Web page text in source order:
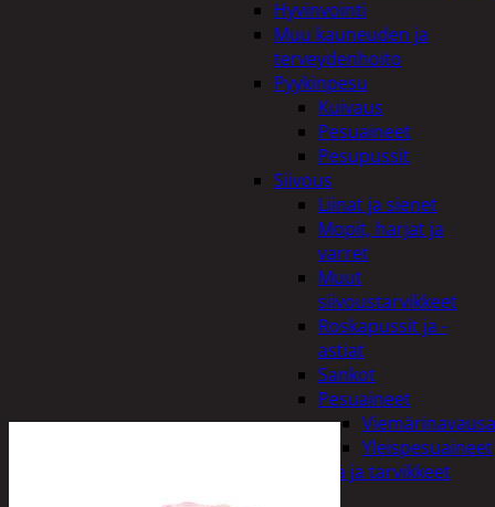
Hyvinvointi
Muu kauneuden ja
terveydenhoito
Pyykinpesu
Kuivaus
Pesuaineet
Pesupussit
Siivous
Liinat ja sienet
Mopit, harjat ja
varret
Muut
siivoustarvikkeet
Roskapussit ja -
astiat
Sankot
Pesuaineet
Yleispesuaineet
Eläintenruoka ja tarvikkeet